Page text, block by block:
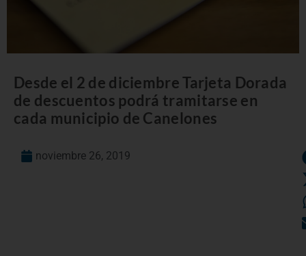
Desde el 2 de diciembre Tarjeta Dorada
de descuentos podrá tramitarse en
cada municipio de Canelones
noviembre 26, 2019